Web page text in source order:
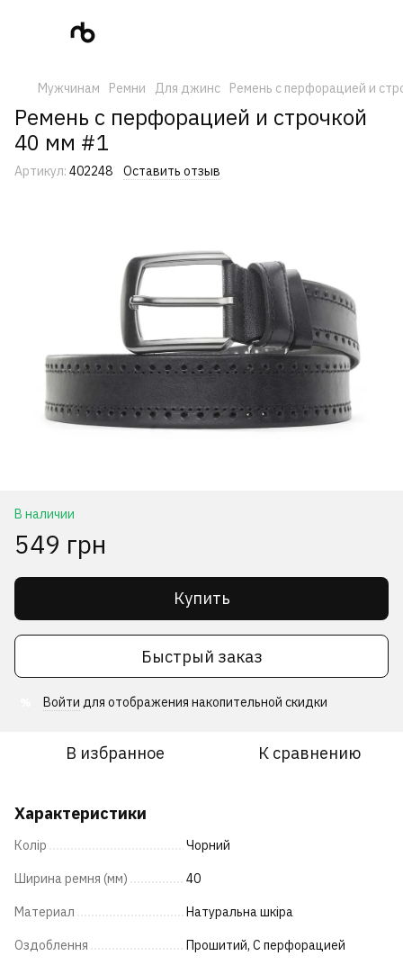
Мужчинам Ремни Для джинс Ремень с перфорацией и
Ремень с перфорацией и строчкой
40 мм #1
Артикул: 402248 Оставить отзыв
В наличии
549 грн
Купить
Быстрый заказ
Войти для отображения накопительной скидки
В избранное К сравнению
Характеристики
Колір Чорний
Ширина ремня (мм) 40
Материал Натуральна шкіра
Оздоблення Прошитий, С перфорацией